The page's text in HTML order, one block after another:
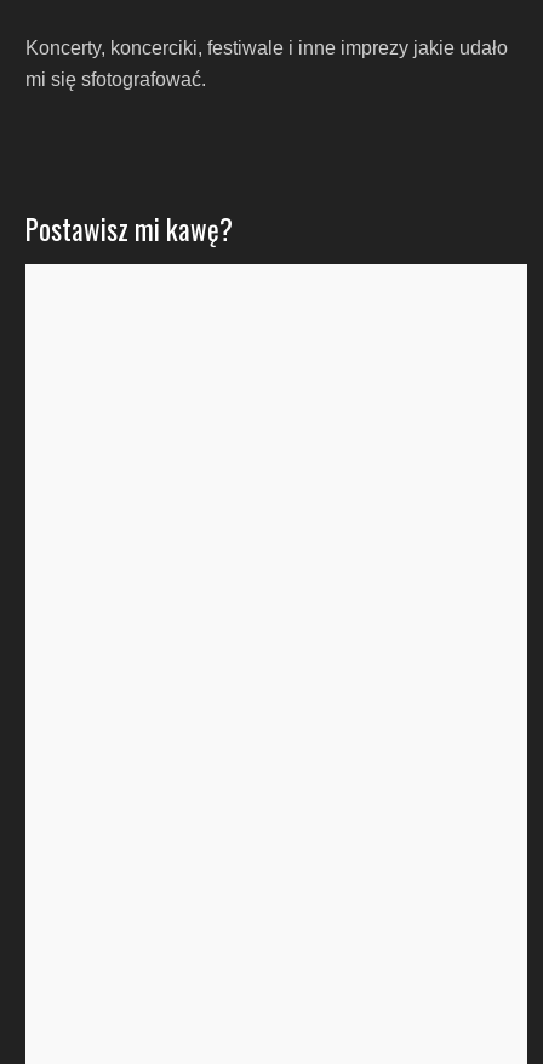
Koncerty, koncerciki, festiwale i inne imprezy jakie udało
mi się sfotografować.
Postawisz mi kawę?